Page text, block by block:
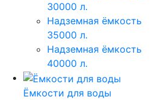
30000 л.
Надземная ёмкость
35000 л.
Надземная ёмкость
40000 л.
Ёмкости для воды